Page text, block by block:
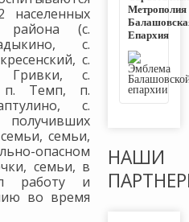
района (с.
с.
с.
Гривки, с.
п. Темп, п.
с.
семьи,
опасном
семьи, в
работу и
во время
Метрополия
Епархия
НАШИ